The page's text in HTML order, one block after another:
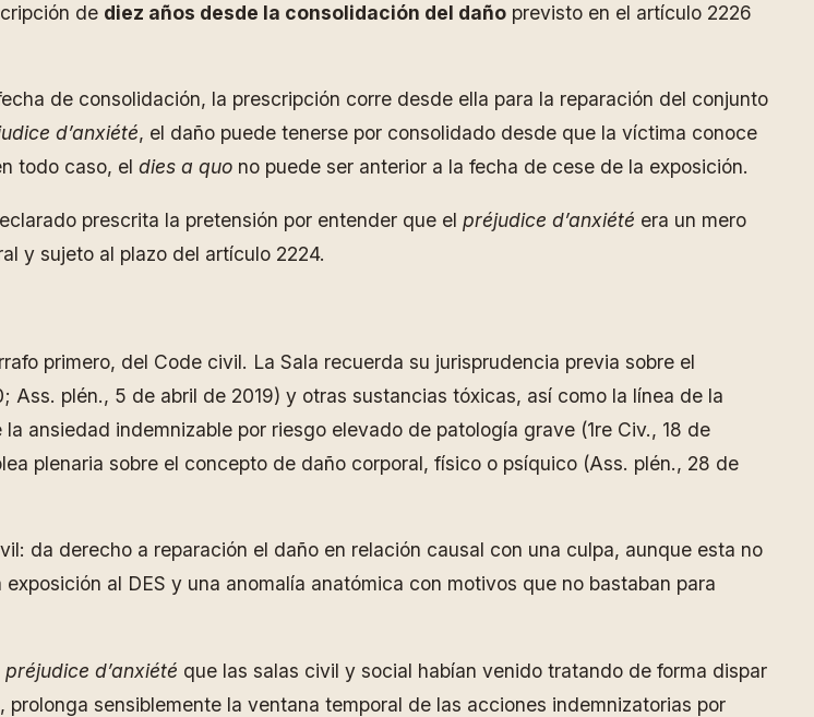
de diez años desde la consolidación del daño previsto en el artículo 2226
de consolidación, la prescripción corre desde ella para la reparación del conjunto
d’anxiété, el daño puede tenerse por consolidado desde que la víctima conoce
todo caso, el dies a quo no puede ser anterior a la fecha de cese de la exposición.
prescrita la pretensión por entender que el préjudice d’anxiété era un mero
y sujeto al plazo del artículo 2224.
primero, del Code civil. La Sala recuerda su jurisprudencia previa sobre el
Ass. plén., 5 de abril de 2019) y otras sustancias tóxicas, así como la línea de la
ansiedad indemnizable por riesgo elevado de patología grave (1re Civ., 18 de
plenaria sobre el concepto de daño corporal, físico o psíquico (Ass. plén., 28 de
da derecho a reparación el daño en relación causal con una culpa, aunque esta no
al DES y una anomalía anatómica con motivos que no bastaban para
préjudice d’anxiété que las salas civil y social habían venido tratando de forma dispar
sensiblemente la ventana temporal de las acciones indemnizatorias por